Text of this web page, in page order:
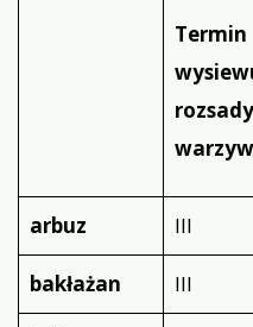
Termin
rozsady
warzyw
arbuz III
bakłażan III